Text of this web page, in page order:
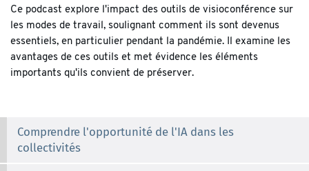
Ce podcast explore l'impact des outils de visioconférence sur
les modes de travail, soulignant comment ils sont devenus
essentiels, en particulier pendant la pandémie. Il examine les
avantages de ces outils et met évidence les éléments
importants qu'ils convient de préserver.
Comprendre l'opportunité de l'IA dans les
collectivités